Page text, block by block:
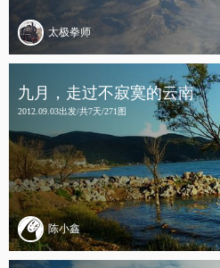
太极拳师
九月，走过不寂寞的云南
2012.09.03出发/共7天/271图
陈小鑫